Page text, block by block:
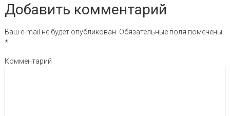
Добавить комментарий
Ваш e-mail не будет опубликован. Обязательные поля помечены
*
Комментарий